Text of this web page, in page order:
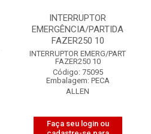
INTERRUPTOR
EMERGÊNCIA/PARTIDA
FAZER250 10
INTERRUPTOR EMERG/PART
FAZER250 10
Código: 75095
Embalagem: PECA
ALLEN
Faça seu login ou